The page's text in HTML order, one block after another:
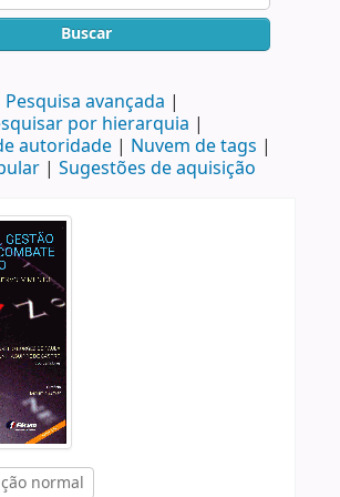
Buscar
Pesquisa avançada
por hierarquia
autoridade
Nuvem de tags
Sugestões de aquisição
normal